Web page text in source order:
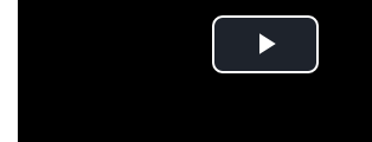
Play